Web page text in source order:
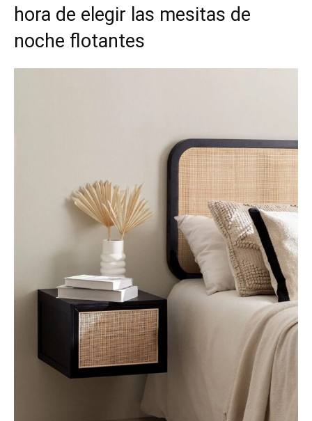
hora de elegir las mesitas de
noche flotantes